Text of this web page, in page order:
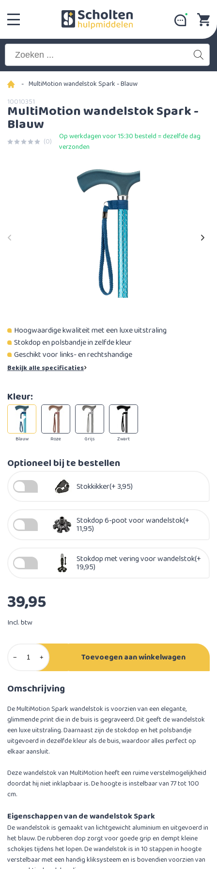
- MultiMotion wandelstok Spark - Blauw
10010351
MultiMotion wandelstok Spark -
Blauw
(0)
Op werkdagen voor 15:30 besteld = dezelfde dag
verzonden
Hoogwaardige kwaliteit met een luxe uitstraling
Stokdop en polsbandje in zelfde kleur
Geschikt voor links- en rechtshandige
Bekijk alle specificaties
Roze Grijs Zwart
Kleur:
Blauw
Optioneel bij te bestellen
Stokkikker(+ 3,95)
Stokdop 6-poot voor wandelstok(+
11,95)
Stokdop met vering voor wandelstok(+
19,95)
39,95
Incl. btw
− + Toevoegen aan winkelwagen
Omschrijving
De MultiMotion Spark wandelstok is voorzien van een elegante,
glimmende print die in de buis is gegraveerd. Dit geeft de wandelstok
een luxe uitstraling. Daarnaast zijn de stokdop en het polsbandje
uitgevoerd in dezelfde kleur als de buis, waardoor alles perfect op
elkaar aansluit.
Deze wandelstok van MultiMotion heeft een ruime verstelmogelijkheid
doordat hij niet inklapbaar is. De hoogte is instelbaar van 77 tot 100
cm.
Eigenschappen van de wandelstok Spark
De wandelstok is gemaakt van lichtgewicht aluminium en uitgevoerd in
het blauw. De rubberen dop zorgt voor goede grip en dempt kleine
schokjes tijdens het lopen. De wandelstok is in 10 stappen in hoogte
verstelbaar met een handig kliksysteem en is bovendien voorzien van